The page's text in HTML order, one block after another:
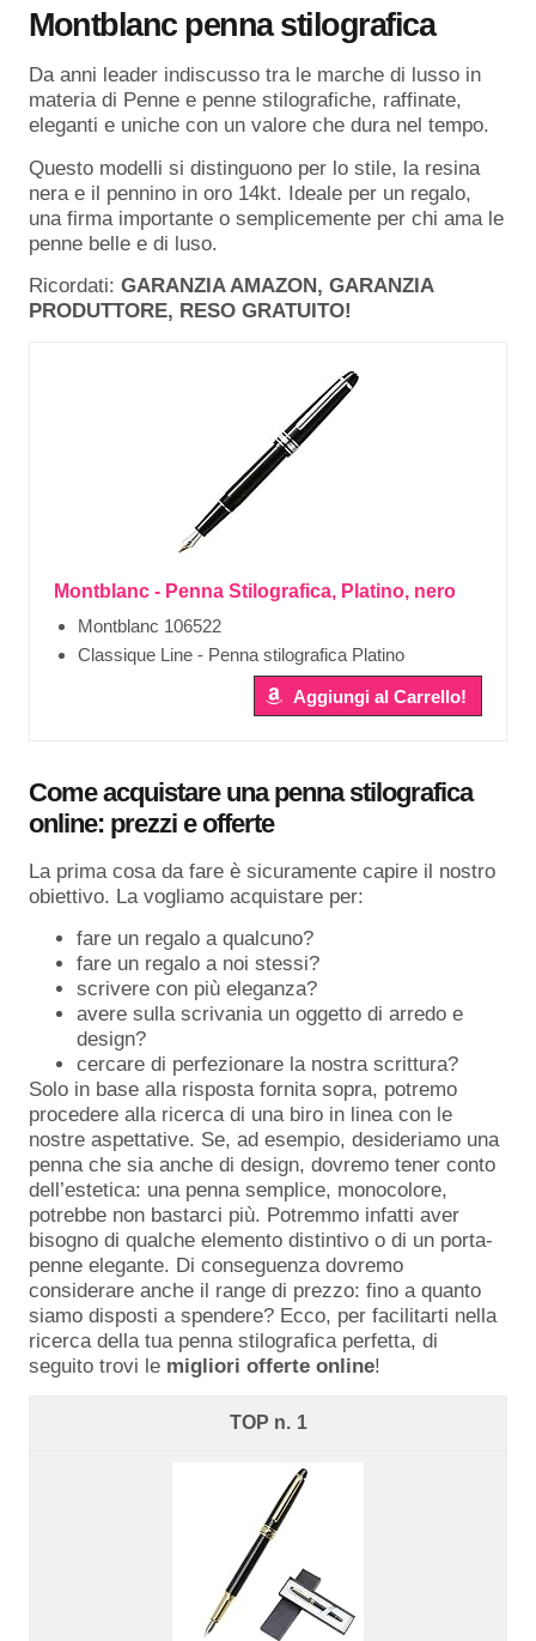
Montblanc penna stilografica
Da anni leader indiscusso tra le marche di lusso in
materia di Penne e penne stilografiche, raffinate,
eleganti e uniche con un valore che dura nel tempo.
Questo modelli si distinguono per lo stile, la resina
nera e il pennino in oro 14kt. Ideale per un regalo,
una firma importante o semplicemente per chi ama le
penne belle e di luso.
Ricordati: GARANZIA AMAZON, GARANZIA
PRODUTTORE, RESO GRATUITO!
Montblanc - Penna Stilografica, Platino, nero
Montblanc 106522
Classique Line - Penna stilografica Platino
Aggiungi al Carrello!
Come acquistare una penna stilografica
online: prezzi e offerte
La prima cosa da fare è sicuramente capire il nostro
obiettivo. La vogliamo acquistare per:
fare un regalo a qualcuno?
fare un regalo a noi stessi?
scrivere con più eleganza?
avere sulla scrivania un oggetto di arredo e
design?
cercare di perfezionare la nostra scrittura?
Solo in base alla risposta fornita sopra, potremo
procedere alla ricerca di una biro in linea con le
nostre aspettative. Se, ad esempio, desideriamo una
penna che sia anche di design, dovremo tener conto
dell’estetica: una penna semplice, monocolore,
potrebbe non bastarci più. Potremmo infatti aver
bisogno di qualche elemento distintivo o di un porta-
penne elegante. Di conseguenza dovremo
considerare anche il range di prezzo: fino a quanto
siamo disposti a spendere? Ecco, per facilitarti nella
ricerca della tua penna stilografica perfetta, di
seguito trovi le migliori offerte online!
1